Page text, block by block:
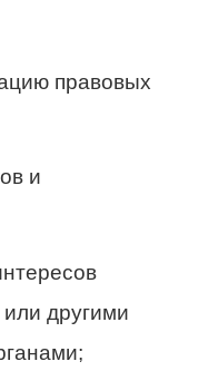
правовых
и
другими